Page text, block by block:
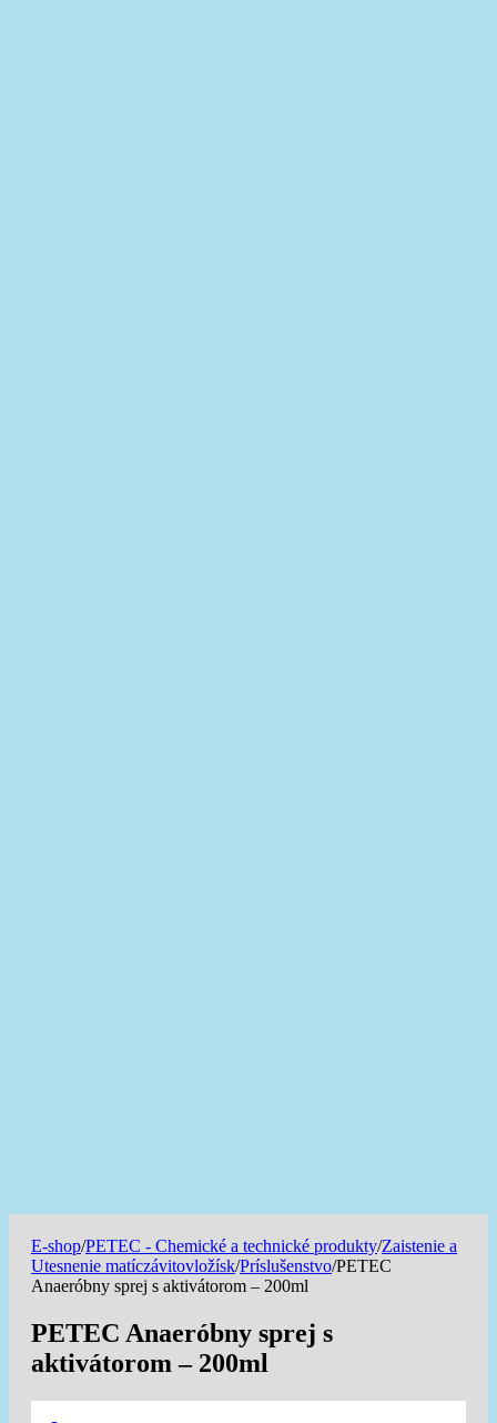
E-shop/PETEC - Chemické a technické produkty/Zaistenie a
Utesnenie matíczávitovložísk/Príslušenstvo/PETEC
Anaeróbny sprej s aktivátorom – 200ml
PETEC Anaeróbny sprej s
aktivátorom – 200ml